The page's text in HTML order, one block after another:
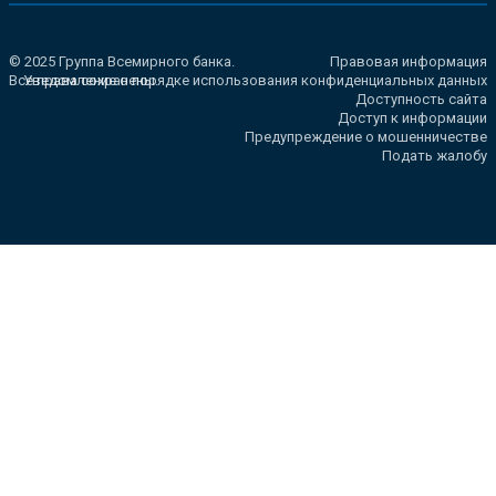
© 2025 Группа Всемирного банка.
Все права сохранены.
Правовая информация
Уведомление о порядке использования конфиденциальных данных
Доступность сайта
Доступ к информации
Предупреждение о мошенничестве
Подать жалобу